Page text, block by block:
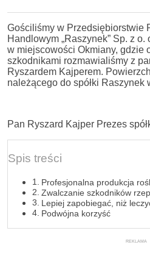
Gościliśmy w Przedsiębiorstwie
Handlowym „Raszynek” Sp. z
w miejscowości Okmiany, gdzie
szkodnikami rozmawialiśmy z
Ryszardem Kajperem.
należącego do spółki Raszynek
Pan Ryszard Kajper Prezes
Spis treści
Profesjonalna produkcja
Zwalczanie szkodników
Lepiej zapobiegać, niż
Podwójna korzyść
REKLAMA